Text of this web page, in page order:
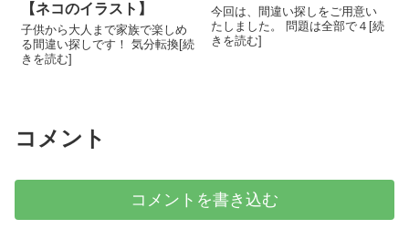
【ネコのイラスト】
子供から大人まで家族で楽しめ
る間違い探しです！ 気分転換[続
きを読む]
今回は、間違い探しをご用意い
たしました。 問題は全部で４[続
きを読む]
コメント
コメントを書き込む